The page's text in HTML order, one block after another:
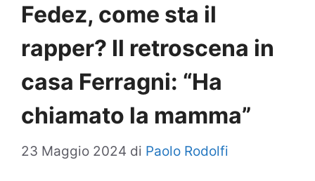
Fedez, come sta il
rapper? Il retroscena in
casa Ferragni: “Ha
chiamato la mamma”
23 Maggio 2024 di Paolo Rodolfi